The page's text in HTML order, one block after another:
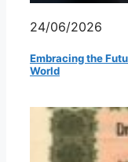
24/06/2026
Embracing the
World